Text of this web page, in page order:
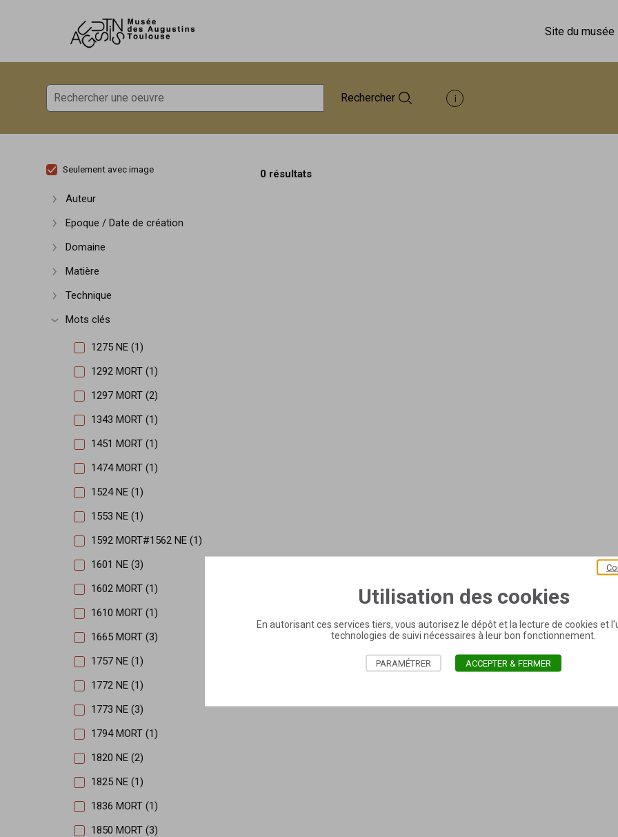
Accèder directement au contenu
Accèder directement au contenu Site du musée
Rechercher Afficher les informations d'aide à la
Seulement avec image
Afficher plus
Auteur
Afficher plus
Epoque / Date de création
Afficher plus
Domaine
Afficher plus
Matière
Afficher plus
Technique
Afficher plus
Mots clés
1275 NE (1)
1292 MORT (1)
1297 MORT (2)
1343 MORT (1)
1451 MORT (1)
1474 MORT (1)
1524 NE (1)
1553 NE (1)
1592 MORT#1562 NE (1)
1601 NE (3)
1602 MORT (1)
1610 MORT (1)
1665 MORT (3)
1757 NE (1)
1772 NE (1)
1773 NE (3)
1794 MORT (1)
1820 NE (2)
1825 NE (1)
1836 MORT (1)
1850 MORT (3)
0 résultats
Utilisation des cookies
En autorisant ces services tiers, vous autorisez le dépôt et la lecture de cookies et
technologies de suivi nécessaires à leur bon fonctionnement.
PARAMÉTRER ACCEPTER & FERMER